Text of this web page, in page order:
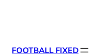
FOOTBALL FIXED